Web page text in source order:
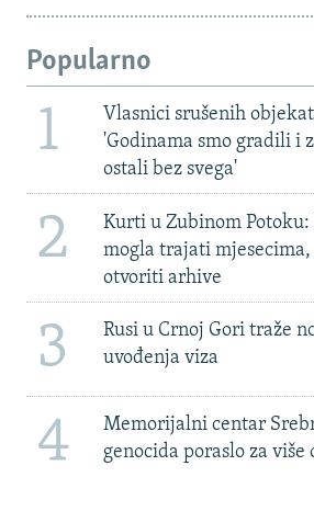
Popularno
1
Vlasnici srušenih
'Godinama smo gradili i
ostali bez svega'
2
Kurti u Zubinom
mogla trajati
otvoriti arhive
3
Rusi u Crnoj Gori traže
uvođenja viza
4
Memorijalni centar
genocida poraslo za više